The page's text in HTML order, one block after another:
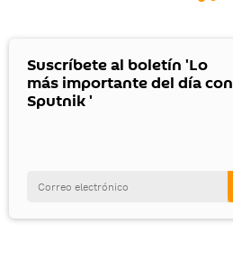
Suscríbete al boletín 'Lo
más importante del día con
Sputnik '